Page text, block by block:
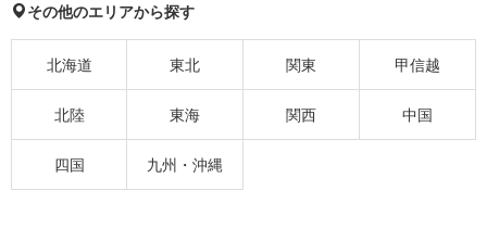
その他のエリアから探す
北海道 東北 関東 甲信越
北陸 東海 関西 中国
四国 九州・沖縄